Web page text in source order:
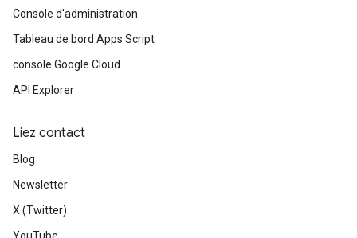
Console d'administration
Tableau de bord Apps Script
console Google Cloud
API Explorer
Liez contact
Blog
Newsletter
X (Twitter)